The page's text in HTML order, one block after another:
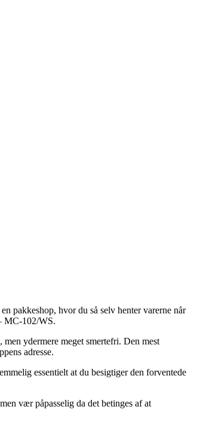
pakkeshop, hvor du så selv henter varerne når
MC-102/WS.
ydermere meget smertefri. Den mest
adresse.
essentielt at du besigtiger den forventede
vær påpasselig da det betinges af at